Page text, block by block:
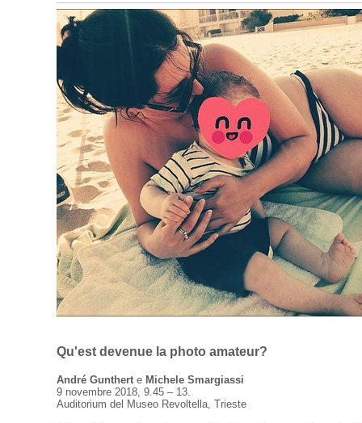
Qu'est devenue la photo amateur?
André Gunthert e Michele Smargiassi
9 novembre 2018, 9.45 – 13.
Auditorium del Museo Revoltella, Trieste